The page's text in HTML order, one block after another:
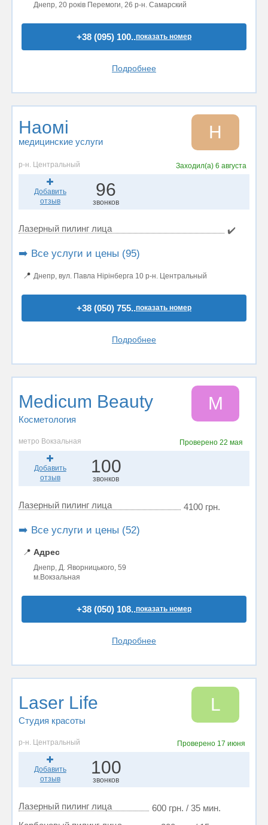
Днепр, 20 років Перемоги, 26 р-н. Самарский
+38 (095) 100..показать номер
Подробнее
Наомі
медицинские услуги Н
р-н. Центральный Заходил(а) 6 августа
Добавить
отзыв
96
звонков
Лазерный пилинг лица ✔️
➡️ Все услуги и цены (95)
📍 Днепр, вул. Павла Нірінберга 10 р-н. Центральный
+38 (050) 755..показать номер
Подробнее
Medicum Beauty
Косметология
M
метро Вокзальная Проверено 22 мая
Добавить
отзыв
100
звонков
Лазерный пилинг лица 4100 грн.
➡️ Все услуги и цены (52)
📍 Адрес
Днепр, Д. Яворницького, 59
м.Вокзальная
+38 (050) 108..показать номер
Подробнее
Laser Life
Студия красоты
L
р-н. Центральный Проверено 17 июня
Добавить
отзыв
100
звонков
Лазерный пилинг лица
600 грн. / 35 мин.